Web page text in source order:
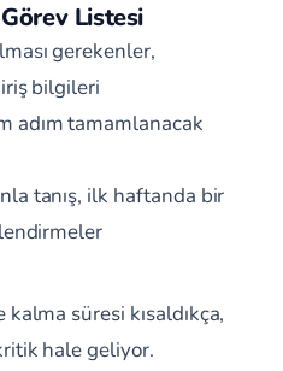
Listesi
gerekenler,
bilgileri
adım tamamlanacak
tanış, ilk haftanda bir
süresi kısaldıkça,
hale geliyor.